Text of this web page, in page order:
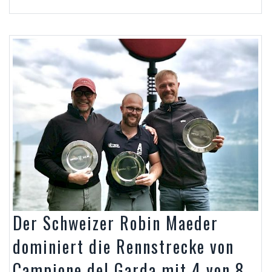
Der Schweizer Robin Maeder
dominiert die Rennstrecke von